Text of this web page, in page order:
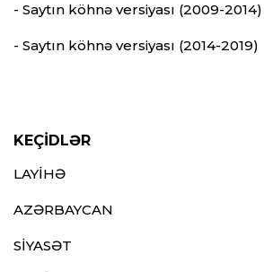
- Saytın köhnə versiyası (2009-2014)
- Saytın köhnə versiyası (2014-2019)
KEÇİDLƏR
LAYİHƏ
AZƏRBAYCAN
SİYASƏT